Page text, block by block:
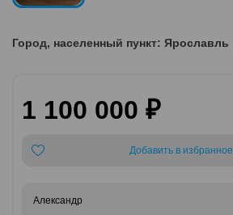
Город, населенный пункт: Ярославль
1 100 000 ₽
Добавить в избранное
Александр